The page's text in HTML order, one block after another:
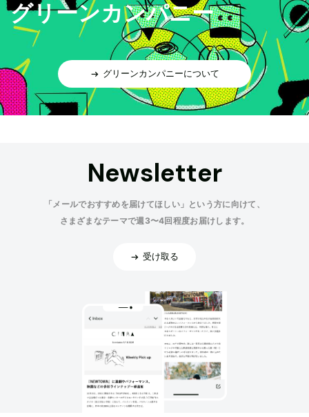
グリーンカンパニー
グリーンカンパニーについて
Newsletter
「メールでおすすめを届けてほしい」という方に向けて、
さまざまなテーマで週3〜4回程度お届けします。
受け取る